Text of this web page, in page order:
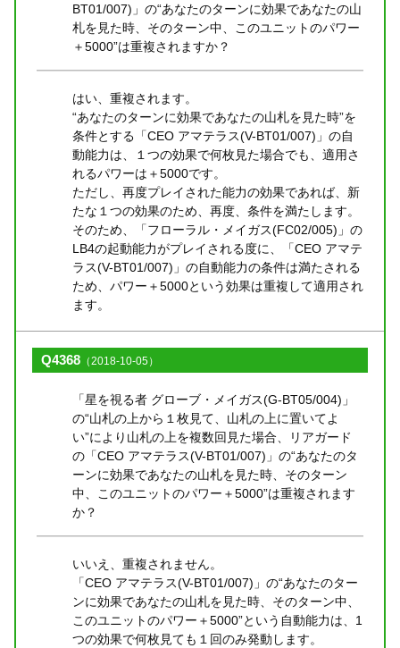
BT01/007)」の“あなたのターンに効果であなたの山
札を見た時、そのターン中、このユニットのパワー
＋5000”は重複されますか？
はい、重複されます。
“あなたのターンに効果であなたの山札を見た時”を
条件とする「CEO アマテラス(V-BT01/007)」の自
動能力は、１つの効果で何枚見た場合でも、適用さ
れるパワーは＋5000です。
ただし、再度プレイされた能力の効果であれば、新
たな１つの効果のため、再度、条件を満たします。
そのため、「フローラル・メイガス(FC02/005)」の
LB4の起動能力がプレイされる度に、「CEO アマテ
ラス(V-BT01/007)」の自動能力の条件は満たされる
ため、パワー＋5000という効果は重複して適用され
ます。
Q4368 （2018-10-05）
「星を視る者 グローブ・メイガス(G-BT05/004)」
の“山札の上から１枚見て、山札の上に置いてよ
い”により山札の上を複数回見た場合、リアガード
の「CEO アマテラス(V-BT01/007)」の“あなたのタ
ーンに効果であなたの山札を見た時、そのターン
中、このユニットのパワー＋5000”は重複されます
か？
いいえ、重複されません。
「CEO アマテラス(V-BT01/007)」の“あなたのター
ンに効果であなたの山札を見た時、そのターン中、
このユニットのパワー＋5000”という自動能力は、1
つの効果で何枚見ても１回のみ発動します。